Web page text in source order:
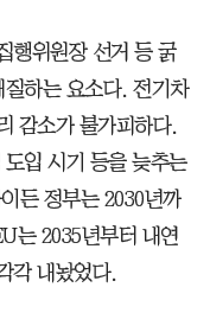
행위원장 선거 등 굵
하는 요소다. 전기차
감소가 불가피하다.
입 시기 등을 늦추는
든 정부는 2030년까
는 2035년부터 내연
각 내놨었다.